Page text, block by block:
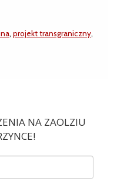
, projekt transgraniczny,
NA ZAOLZIU